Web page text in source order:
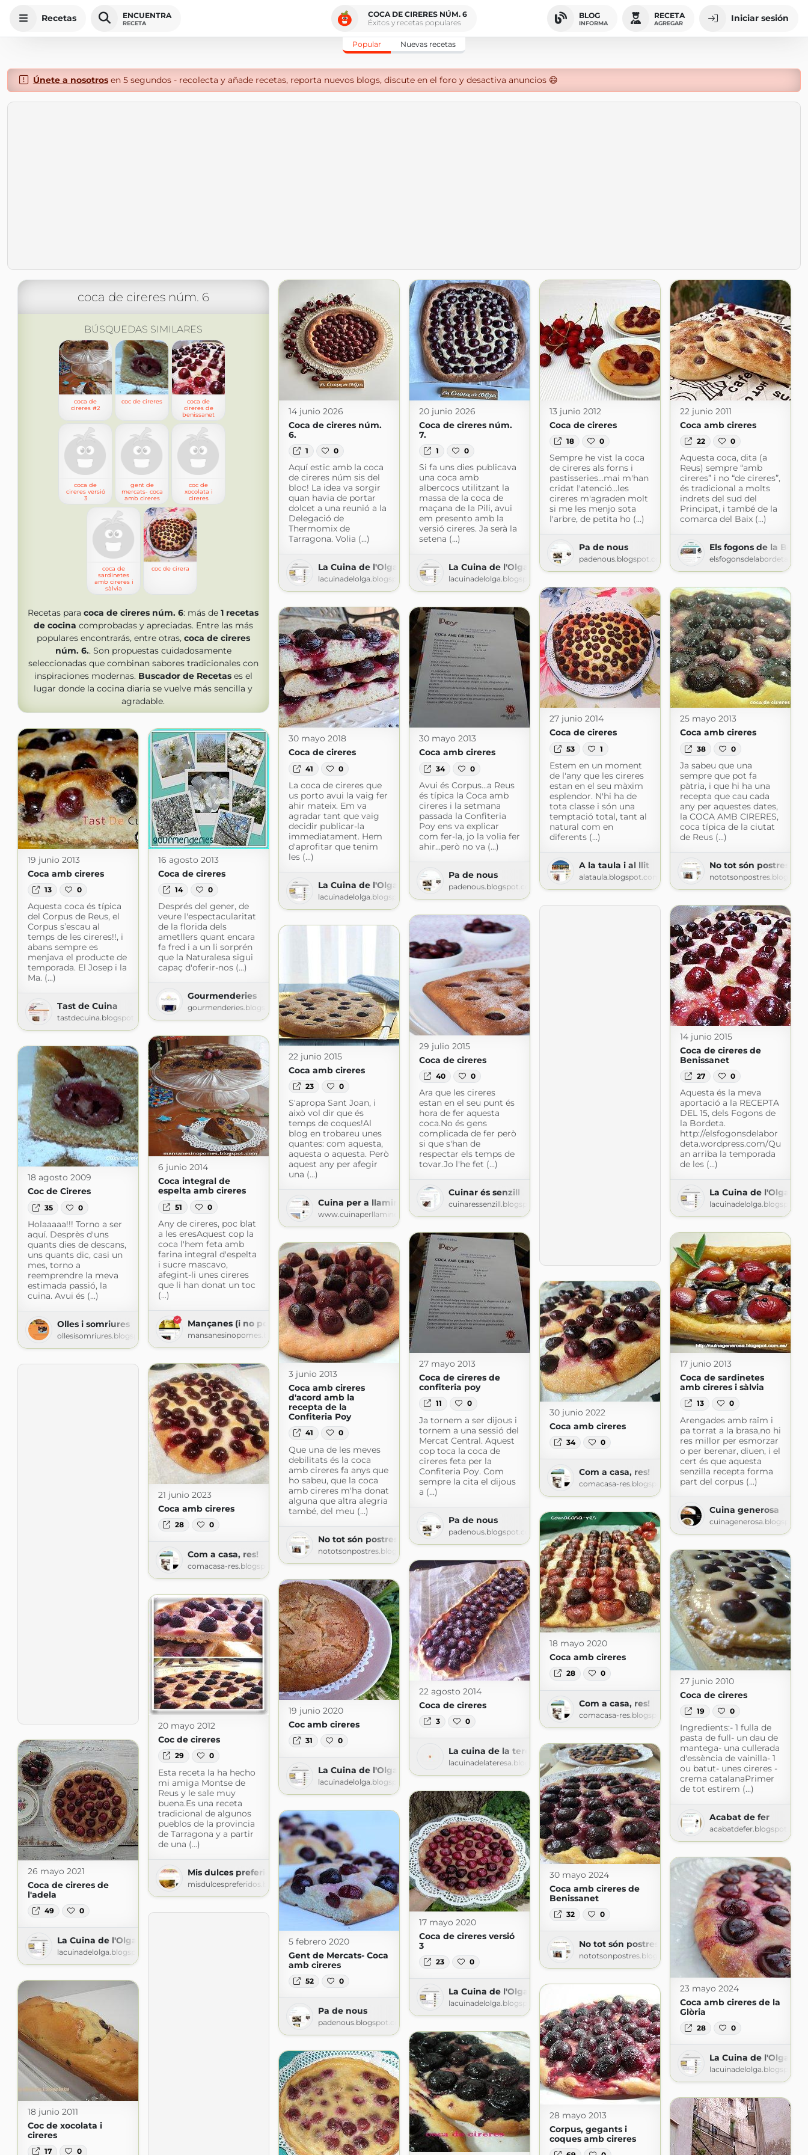
Recetas ENCUENTRA
RECETA
COCA DE CIRERES NÚM. 6
Éxitos y recetas populares
BLOG
INFORMA
RECETA
AGREGAR Iniciar sesión
Popular Nuevas recetas
Únete a nosotrosen 5 segundos - recolecta y añade recetas, reporta nuevos blogs, discute en el foro y desactiva anuncios 😄
coca de cireres núm. 6
BÚSQUEDAS SIMILARES
coca de
cireres #2
coc de cireres
coca de
cireres de
benissanet
coca de
cireres versió
3
gent de
mercats- coca
amb cireres
coc de
xocolata i
cireres
coca de
sardinetes
amb cireres i
sàlvia
coc de cirera
Recetas para coca de cireres núm. 6: más de 1 recetas
de cocina comprobadas y apreciadas. Entre las más
populares encontrarás, entre otras, coca de cireres
núm. 6.. Son propuestas cuidadosamente
seleccionadas que combinan sabores tradicionales con
inspiraciones modernas. Buscador de Recetases el
lugar donde la cocina diaria se vuelve más sencilla y
agradable.
14 junio 2026
Coca de cireres núm.
6.
1 0
Aquí estic amb la coca
de cireres núm sis del
bloc! La idea va sorgir
quan havia de portar
dolcet a una reunió a la
Delegació de
Thermomix de
Tarragona. Volia (...)
La Cuina de l'Olga
lacuinadelolga.blogspot.com
20 junio 2026
Coca de cireres núm.
7.
1 0
Si fa uns dies publicava
una coca amb
albercocs utilitzant la
massa de la coca de
maçana de la Pili, avui
em presento amb la
versió cireres. Ja serà la
setena (...)
La Cuina de l'Olga
lacuinadelolga.blogspot.com
13 junio 2012
Coca de cireres
18 0
Sempre he vist la coca
de cireres als forns i
pastisseries...mai m'han
cridat l'atenció...les
cireres m'agraden molt
si me les menjo sota
l'arbre, de petita ho (...)
Pa de nous
padenous.blogspot.com
22 junio 2011
Coca amb cireres
22 0
Aquesta coca, dita (a
Reus) sempre “amb
cireres” i no “de cireres”,
és tradicional a molts
indrets del sud del
Principat, i també de la
comarca del Baix (...)
Els fogons de la
27 junio 2014
Coca de cireres
53 1
Estem en un moment
de l'any que les cireres
estan en el seu màxim
esplendor. N'hi ha de
tota classe i són una
temptació total, tant al
natural com en
diferents (...)
A la taula i al llit
alataula.blogspot.com
25 mayo 2013
Coca amb cireres
38 0
Ja sabeu que una
sempre que pot fa
pàtria, i que hi ha una
recepta que cau cada
any per aquestes dates,
la COCA AMB CIRERES,
coca típica de la ciutat
de Reus (...)
No tot són postres a
30 mayo 2018
Coca de cireres
41 0
La coca de cireres que
us porto avui la vaig fer
ahir mateix. Em va
agradar tant que vaig
decidir publicar-la
immediatament. Hem
d'aprofitar que tenim
les (...)
La Cuina de l'Olga
lacuinadelolga.blogspot.com
30 mayo 2013
Coca amb cireres
34 0
Avui és Corpus...a Reus
és típica la Coca amb
cireres i la setmana
passada la Confiteria
Poy ens va explicar
com fer-la, jo la volia fer
ahir...però no va (...)
Pa de nous
padenous.blogspot.com
19 junio 2013
Coca amb cireres
13 0
Aquesta coca és típica
del Corpus de Reus, el
Corpus s’escau al
temps de les cireres!!, i
abans sempre es
menjava el producte de
temporada. El Josep i la
Ma. (...)
Tast de Cuina
tastdecuina.blogspot.com
16 agosto 2013
Coca de cireres
14 0
Després del gener, de
veure l'espectacularitat
de la florida dels
ametllers quant encara
fa fred i a un li sorprén
que la Naturalesa sigui
capaç d'oferir-nos (...)
Gourmenderies
gourmenderies.blogspot.com
14 junio 2015
Coca de cireres de
Benissanet
27 0
Aquesta és la meva
aportació a la RECEPTA
DEL 15, dels Fogons de
la Bordeta.
http://elsfogonsdelabor
deta.wordpress.com/Qu
an arriba la temporada
de les (...)
La Cuina de l'Olga
29 julio 2015
Coca de cireres
40 0
Ara que les cireres
estan en el seu punt és
hora de fer aquesta
coca.No és gens
complicada de fer però
si que s'han de
respectar els temps de
tovar.Jo l'he fet (...)
Cuinar és senzill
cuinaressenzill.blogspot.com
22 junio 2015
Coca amb cireres
23 0
S'apropa Sant Joan, i
això vol dir que és
temps de coques!Al
blog en trobareu unes
quantes: com aquesta,
aquesta o aquesta. Però
aquest any per afegir
una (...)
Cuina per a llaminers
www.cuinaperllaminers.com
6 junio 2014
Coca integral de
espelta amb cireres
51 0
Any de cireres, poc blat
a les eresAquest cop la
coca l'hem feta amb
farina integral d'espelta
i sucre mascavo,
afegint-li unes cireres
que li han donat un toc
(...)
Mançanes (i no pomes)
mansanesinopomes.blogspot.com
18 agosto 2009
Coc de Cireres
35 0
Holaaaaa!!! Torno a ser
aquí. Desprès d'uns
quants dies de descans,
uns quants dic, casi un
mes, torno a
reemprendre la meva
estimada passió, la
cuina. Avui és (...)
Olles i somriures
ollesisomriures.blogspot.com
27 mayo 2013
Coca de cireres de
confiteria poy
11 0
Ja tornem a ser dijous i
tornem a una sessió del
Mercat Central. Aquest
cop toca la coca de
cireres feta per la
Confiteria Poy. Com
sempre la cita el dijous
a (...)
Pa de nous
padenous.blogspot.com
17 junio 2013
Coca de sardinetes
amb cireres i sàlvia
13 0
Arengades amb raïm i
pa torrat a la brasa,no hi
res millor per esmorzar
o per berenar, diuen, i el
cert és que aquesta
senzilla recepta forma
part del corpus (...)
Cuina generosa
3 junio 2013
Coca amb cireres
d'acord amb la
recepta de la
Confiteria Poy
41 0
Que una de les meves
debilitats és la coca
amb cireres fa anys que
ho sabeu, que la coca
amb cireres m'ha donat
alguna que altra alegria
també, del meu (...)
No tot són postres a la cuina
nototsonpostres.blogspot.com
30 junio 2022
Coca amb cireres
34 0
Com a casa, res!
comacasa-res.blogspot.com
21 junio 2023
Coca amb cireres
28 0
Com a casa, res!
comacasa-res.blogspot.com
18 mayo 2020
Coca amb cireres
28 0
Com a casa, res!
comacasa-res.blogspot.com
27 junio 2010
Coca de cireres
19 0
Ingredients:- 1 fulla de
pasta de full- un dau de
mantega- una cullerada
d'essència de vainilla- 1
ou batut- unes cireres -
crema catalanaPrimer
de tot estirem (...)
Acabat de fer
acabatdefer.blogspot.com
22 agosto 2014
Coca de cireres
3 0
La cuina de la teresa
lacuinadelateresa.blogspot.com
19 junio 2020
Coc amb cireres
31 0
La Cuina de l'Olga
lacuinadelolga.blogspot.com
20 mayo 2012
Coc de cireres
29 0
Esta receta la ha hecho
mi amiga Montse de
Reus y le sale muy
buena.Es una receta
tradicional de algunos
pueblos de la provincia
de Tarragona y a partir
de una (...)
Mis dulces preferidos
misdulcespreferidos.blogspot.com
26 mayo 2021
Coca de cireres de
l'adela
49 0
La Cuina de l'Olga
lacuinadelolga.blogspot.com
30 mayo 2024
Coca amb cireres de
Benissanet
32 0
No tot són postres a la cuina
nototsonpostres.blogspot.com
17 mayo 2020
Coca de cireres versió
3
23 0
La Cuina de l'Olga
lacuinadelolga.blogspot.com
5 febrero 2020
Gent de Mercats- Coca
amb cireres
52 0
Pa de nous
padenous.blogspot.com
23 mayo 2024
Coca amb cireres de la
Glòria
28 0
La Cuina de l'Olga
18 junio 2011
Coc de xocolata i
cireres
17 0
28 mayo 2013
Corpus, gegants i
coques amb cireres